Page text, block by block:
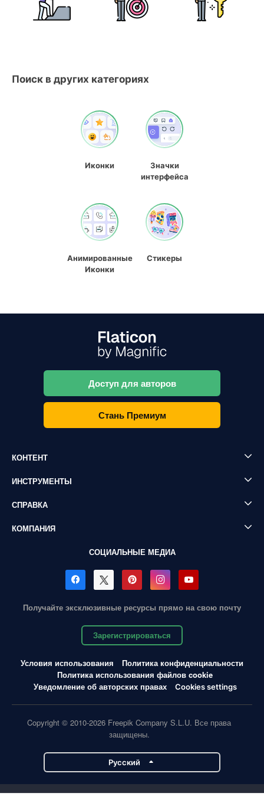
Поиск в других категориях
Иконки
Значки
интерфейса
Анимированные
Иконки
Стикеры
Доступ для авторов
Стань Премиум
КОНТЕНТ
ИНСТРУМЕНТЫ
СПРАВКА
КОМПАНИЯ
СОЦИАЛЬНЫЕ МЕДИА
Получайте эксклюзивные ресурсы прямо на свою почту
Зарегистрироваться
Условия использования
Политика конфиденциальности
Политика использования файлов cookie
Уведомление об авторских правах
Cookies settings
Copyright © 2010-2026 Freepik Company S.L.U. Все права
защищены.
Pусский